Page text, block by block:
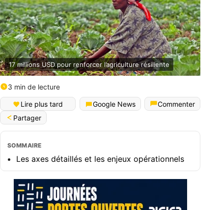
17 millions USD pour renforcer l’agriculture résiliente
3 min de lecture
Lire plus tard Google News
Commenter
Partager
SOMMAIRE
Les axes détaillés et les enjeux opérationnels